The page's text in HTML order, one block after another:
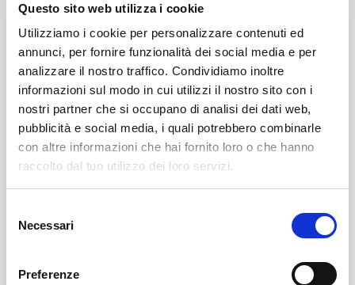
Questo sito web utilizza i cookie
Utilizziamo i cookie per personalizzare contenuti ed
annunci, per fornire funzionalità dei social media e per
analizzare il nostro traffico. Condividiamo inoltre
informazioni sul modo in cui utilizzi il nostro sito con i
nostri partner che si occupano di analisi dei dati web,
pubblicità e social media, i quali potrebbero combinarle
con altre informazioni che hai fornito loro o che hanno
raccolto dal tuo utilizzo dei loro servizi.
delNecessari
Preferenze
- è una ⁠farmacia oncologica certificata
- offre consulenza alimentare
- offre consulenze galeniche.
- si effettuano holter ecg, ecg, holter pressorio